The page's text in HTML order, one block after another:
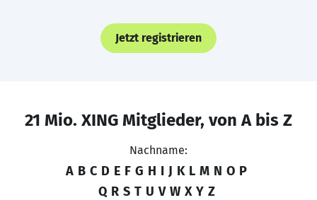
Jetzt registrieren
21 Mio. XING Mitglieder, von A bis Z
Nachname:
A B C D E F G H I J K L M N O P
Q R S T U V W X Y Z